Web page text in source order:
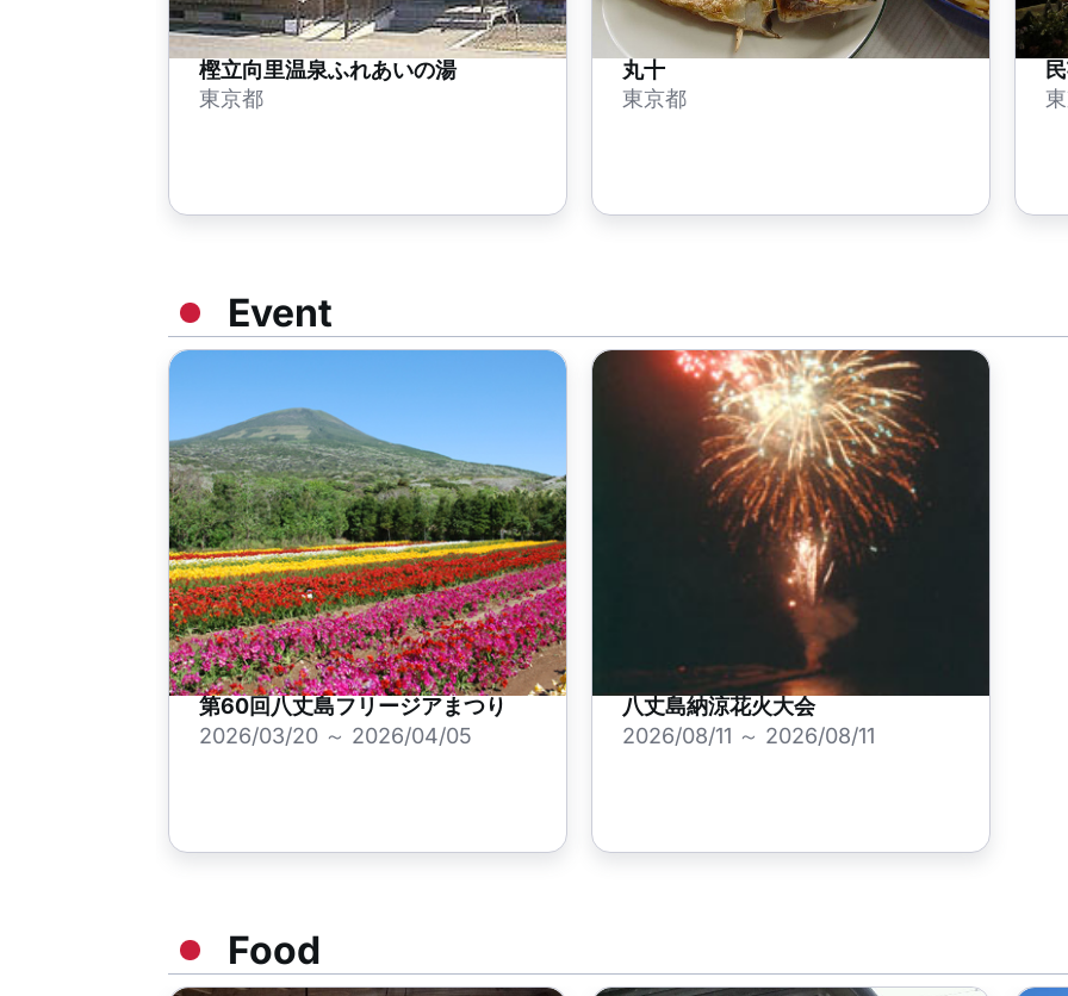
樫立向里温泉ふれあいの湯
東京都
丸十
東京都
Event
第60回八丈島フリージアまつり
2026/03/20 ～ 2026/04/05
八丈島納涼花火大会
2026/08/11 ～ 2026/08/11
Food